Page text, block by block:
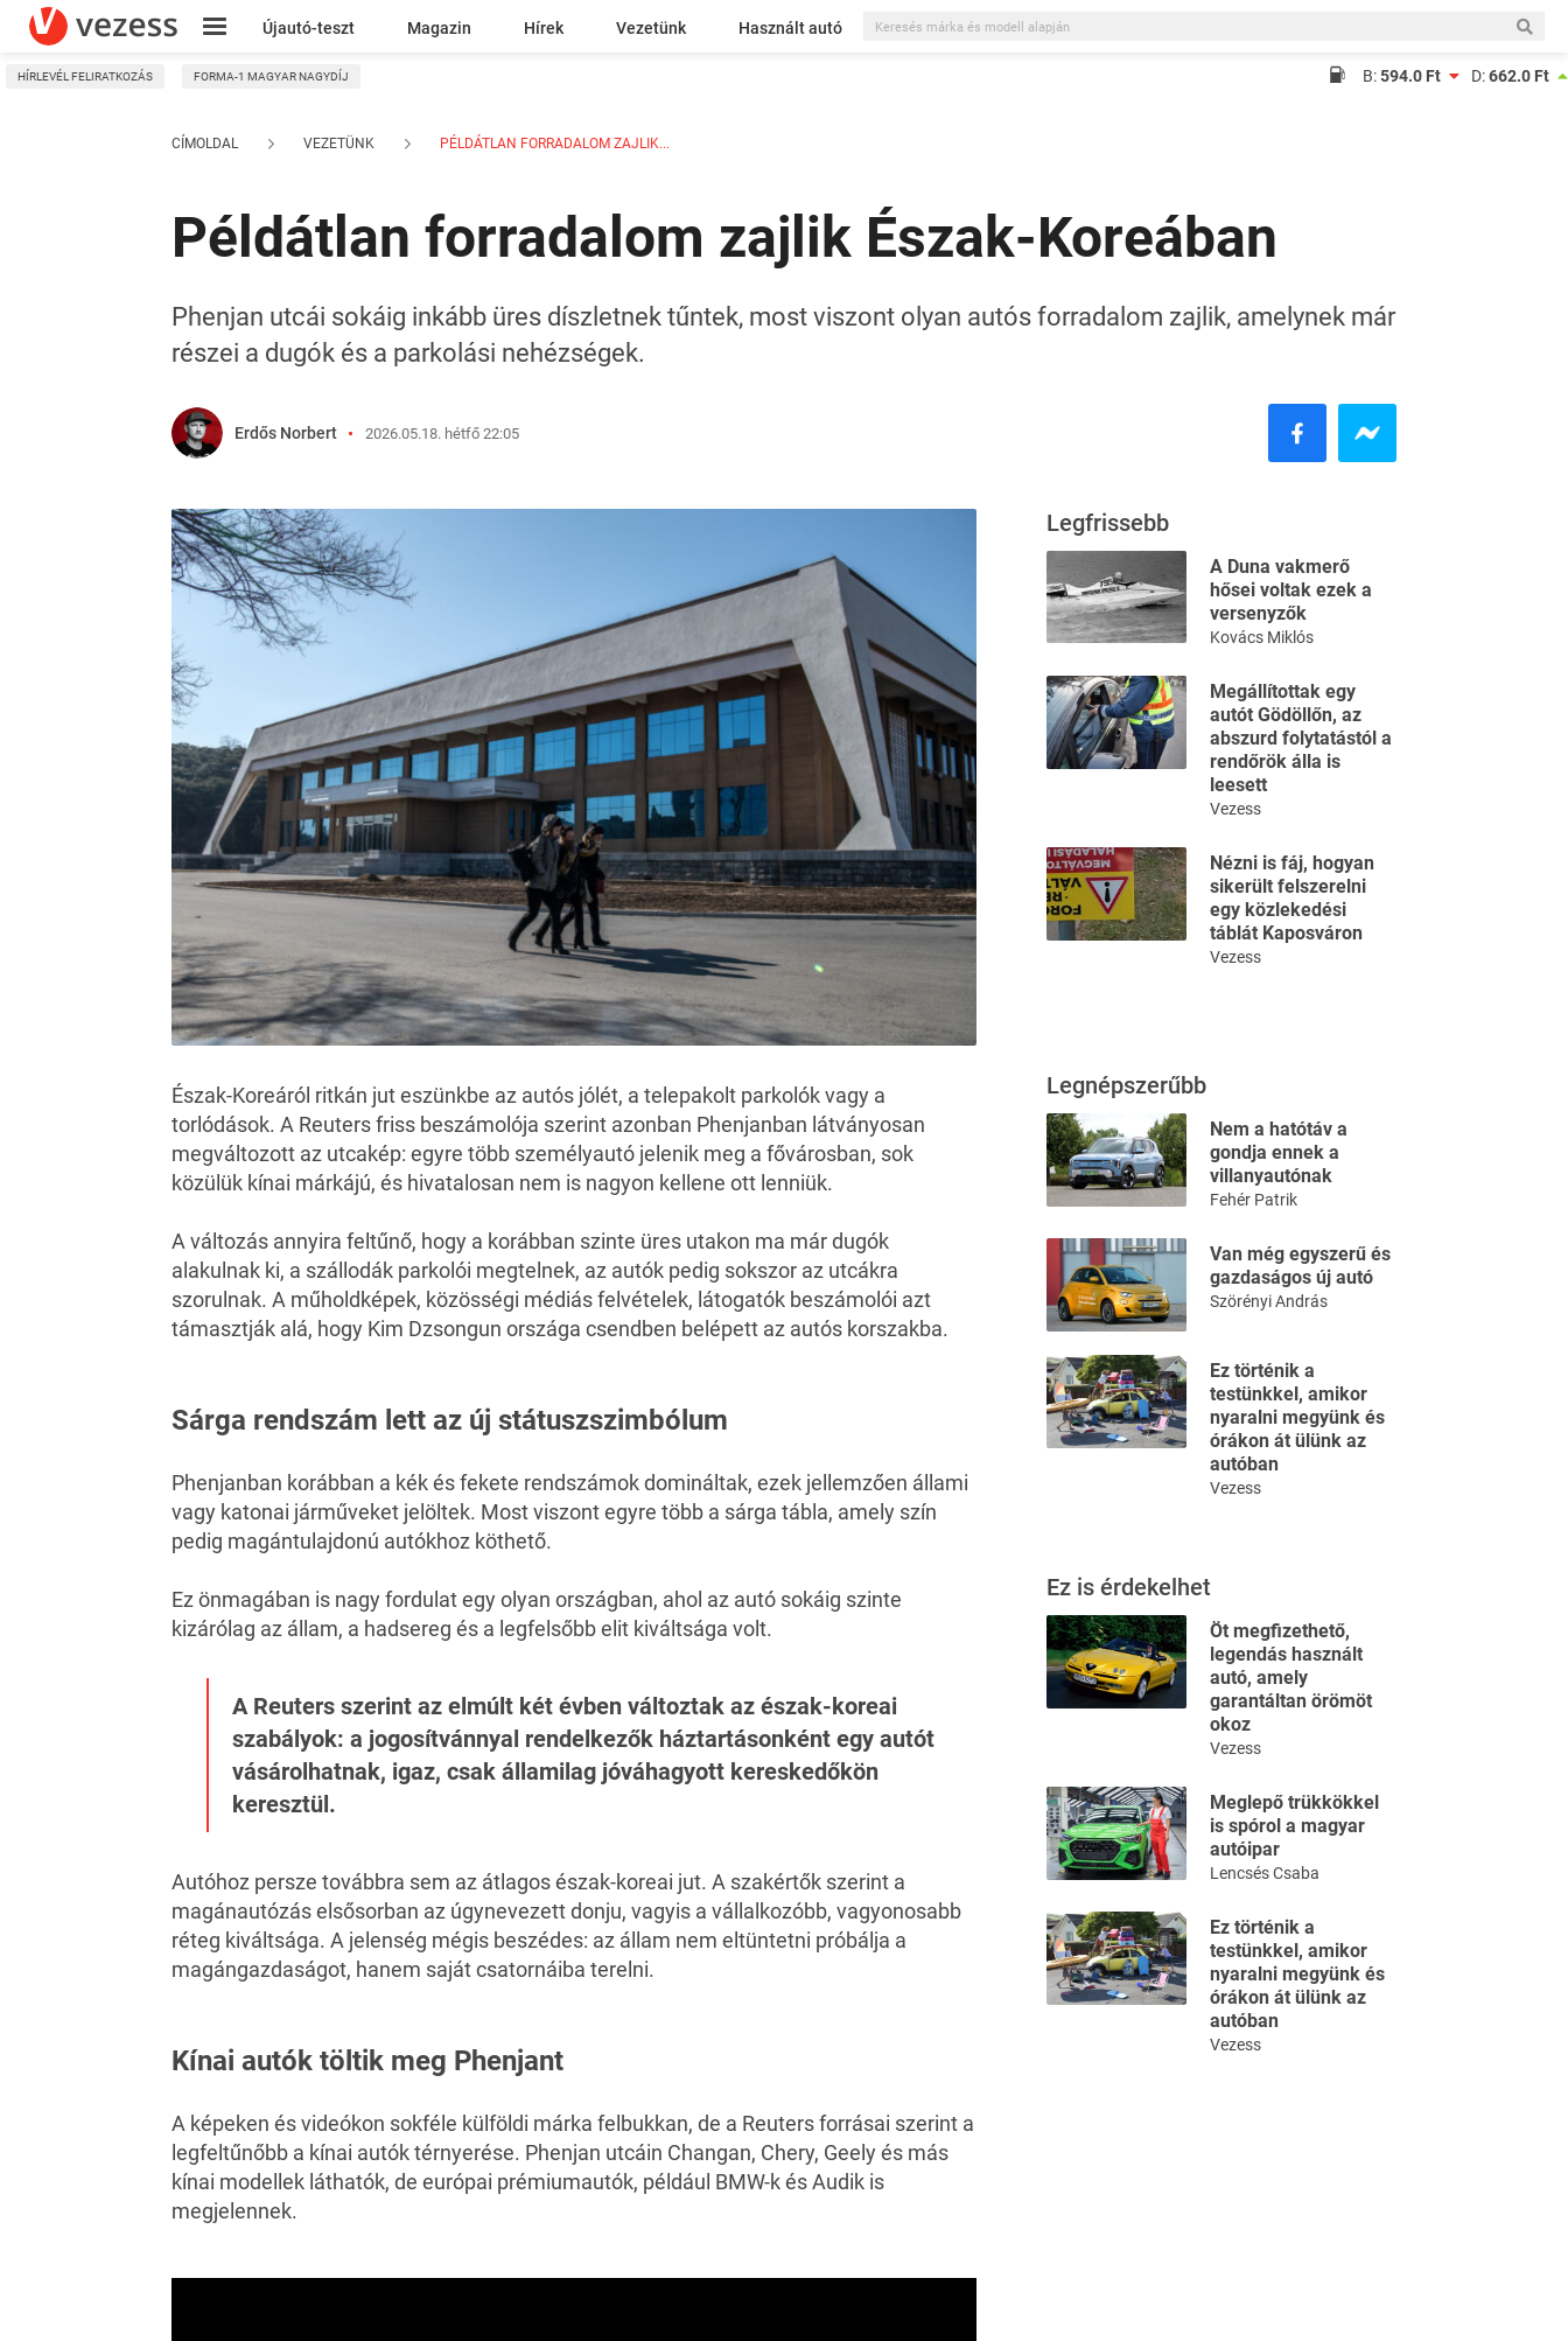
Újautó-teszt Magazin Hírek Vezetünk Használt autó
Kresz
HÍRLEVÉL FELIRATKOZÁS FORMA-1 MAGYAR NAGYDÍJ B:594.0 Ft D:662.0 Ft
CÍMOLDAL VEZETÜNK PÉLDÁTLAN FORRADALOM ZAJLIK...
Példátlan forradalom zajlik Észak-Koreában
Phenjan utcái sokáig inkább üres díszletnek tűntek, most viszont olyan autós forradalom zajlik, amelynek már
részei a dugók és a parkolási nehézségek.
Erdős Norbert 2026.05.18. hétfő 22:05
Észak-Koreáról ritkán jut eszünkbe az autós jólét, a telepakolt parkolók vagy a
torlódások. A Reutersfriss beszámolója szerint azonban Phenjanban látványosan
megváltozott az utcakép: egyre több személyautó jelenik meg a fővárosban, sok
közülük kínai márkájú, és hivatalosan nem is nagyon kellene ott lenniük.
A változás annyira feltűnő, hogy a korábban szinte üres utakon ma már dugók
alakulnak ki, a szállodák parkolói megtelnek, az autók pedig sokszor az utcákra
szorulnak. A műholdképek, közösségi médiás felvételek, látogatók beszámolói azt
támasztják alá, hogy Kim Dzsongun országa csendben belépett az autós korszakba.
Sárga rendszám lett az új státuszszimbólum
Phenjanban korábban a kék és fekete rendszámok domináltak, ezek jellemzően állami
vagy katonai járműveket jelöltek. Most viszont egyre több a sárga tábla, amely szín
pedig magántulajdonú autókhoz köthető.
Ez önmagában is nagy fordulat egy olyan országban, ahol az autó sokáig szinte
kizárólag az állam, a hadsereg és a legfelsőbb elit kiváltsága volt.
A Reuters szerint az elmúlt két évben változtak az észak-koreai
szabályok: a jogosítvánnyal rendelkezők háztartásonként egy autót
vásárolhatnak, igaz, csak államilag jóváhagyott kereskedőkön
keresztül.
Autóhoz persze továbbra sem az átlagos észak-koreai jut. A szakértők szerint a
magánautózás elsősorban az úgynevezett donju, vagyis a vállalkozóbb, vagyonosabb
réteg kiváltsága. A jelenség mégis beszédes: az állam nem eltüntetni próbálja a
magángazdaságot, hanem saját csatornáiba terelni.
Kínai autók töltik meg Phenjant
A képeken és videókon sokféle külföldi márka felbukkan, de a Reuters forrásai szerint a
legfeltűnőbb a kínai autók térnyerése. Phenjan utcáin Changan, Chery, Geely és más
kínai modellek láthatók, de európai prémiumautók, például BMW-k és Audik is
megjelennek.
Legfrissebb
A Duna vakmerő
hősei voltak ezek a
versenyzők
Kovács Miklós
Megállítottak egy
autót Gödöllőn, az
abszurd folytatástól a
rendőrök álla is
leesett
Vezess
Nézni is fáj, hogyan
sikerült felszerelni
egy közlekedési
táblát Kaposváron
Vezess
Legnépszerűbb
Nem a hatótáv a
gondja ennek a
villanyautónak
Fehér Patrik
Van még egyszerű és
gazdaságos új autó
Szörényi András
Ez történik a
testünkkel, amikor
nyaralni megyünk és
órákon át ülünk az
autóban
Vezess
Ez is érdekelhet
Öt megfizethető,
legendás használt
autó, amely
garantáltan örömöt
okoz
Vezess
Meglepő trükkökkel
is spórol a magyar
autóipar
Lencsés Csaba
Ez történik a
testünkkel, amikor
nyaralni megyünk és
órákon át ülünk az
autóban
Vezess